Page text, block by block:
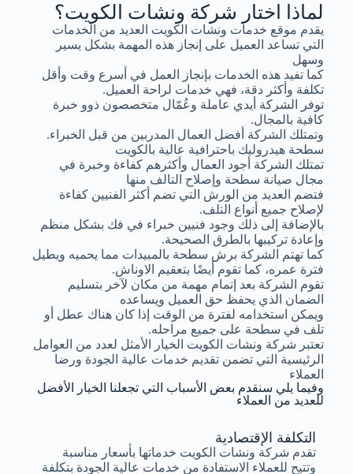
لماذا اختار شركة ونشات الكويت؟
يقدم موقع خدمات ونشات الكويت العديد من الخدمات
التي تساعد العميل على إنجاز هذه المهمة بشكل يسير
وسهل
كما تفيد هذه الخدمات بإنجاز العمل في أسرع وقت وأقل
تكلفة وأكثر دقة، فهي خدمات لراحة العميل.
توفر الشركة أيدي عاملة وعُمّال متخصصون ذوو خبرة
كافية بالمجال.
وتمتلك الشركة أفضل العمال المدربين من قبل الخبراء.
سطحة هيدروليك باحترافية عالية بالكويت
تمتلك الشركة أجود العمال وأكثرهم كفاءة وخبرة في
مجال صيانة سطحة وإصلاح التالف منها
فتضم العديد من الورش التي تضم أكثر الفنيين كفاءة
لإصلاح جميع أنواع التلف.
بالإضافة إلى ذلك وجود فنيين خبراء في فك بشكل منظم
وإعادة تركيبها بالطرق الصحيحة.
كما تهتم الشركة برش سطحة بالمبيدات مما يحميه ويطيل
فترة عمره، كما تقوم أيضًا بتعقيم الاوناش.
تقوم الشركة بعد إتمام مهمة من مكان لآخر بتسليم
الضمان الذي يحفظ حق العميل ويساعده
ويمكن استخدامه لفترة من الوقت إذا كان هناك عطل أو
تلف في سطحة على جميع مراحله.
تعتبر شركة ونشات الكويت الخيار الأمثل لعدد من العوامل
الرئيسية التي تضمن تقديم خدمات عالية الجودة ورضا
العملاء
وفيما يلي سنقدم بعض الأسباب التي تجعلنا الخيار الأفضل
للعديد من العملاء
التكلفة الإقتصادية
تقدم شركة ونشات الكويت خدماتها بأسعار مناسبة
وتتيح للعملاء الاستفادة من خدمات عالية الجودة بتكلفة